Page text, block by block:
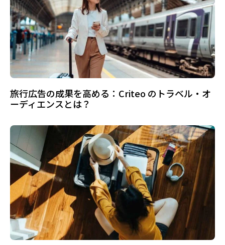
旅行広告の成果を高める：Criteo のトラベル・オ
ーディエンスとは？